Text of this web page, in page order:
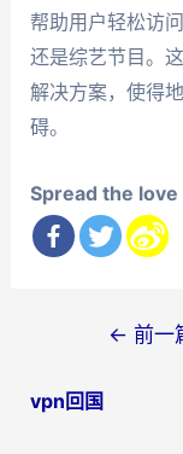
帮助用户轻松访
还是综艺节目。
解决方案，使得
碍。
Spread the love
导
← 前一
vpn回国